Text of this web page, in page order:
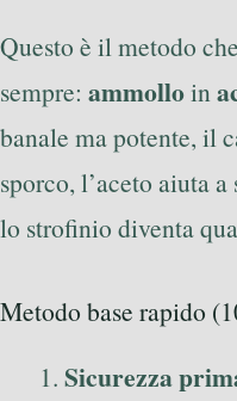
Questo è il metodo
sempre: ammolloin
banale ma potente, il
sporco, l’aceto aiuta
lo strofinio diventa
Metodo base rapido
Sicurezza